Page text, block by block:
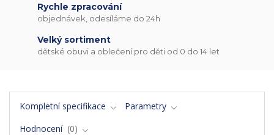
Rychle zpracování
objednávek, odesíláme do 24h
Velký sortiment
dětské obuvi a oblečení pro děti od 0 do 14 let
Kompletní specifikace
Parametry
Hodnocení
0